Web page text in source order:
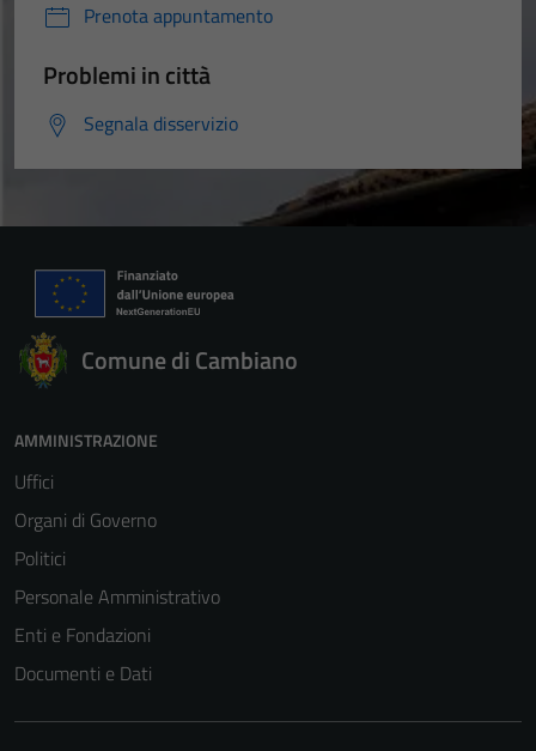
Prenota appuntamento
Problemi in città
Segnala disservizio
Comune di Cambiano
AMMINISTRAZIONE
Uffici
Organi di Governo
Politici
Personale Amministrativo
Enti e Fondazioni
Documenti e Dati